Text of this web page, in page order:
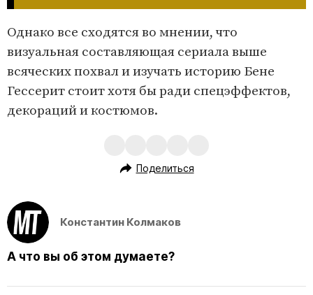
Однако все сходятся во мнении, что
визуальная составляющая сериала выше
всяческих похвал и изучать историю Бене
Гессерит стоит хотя бы ради спецэффектов,
декораций и костюмов.
Поделиться
Константин Колмаков
А что вы об этом думаете?